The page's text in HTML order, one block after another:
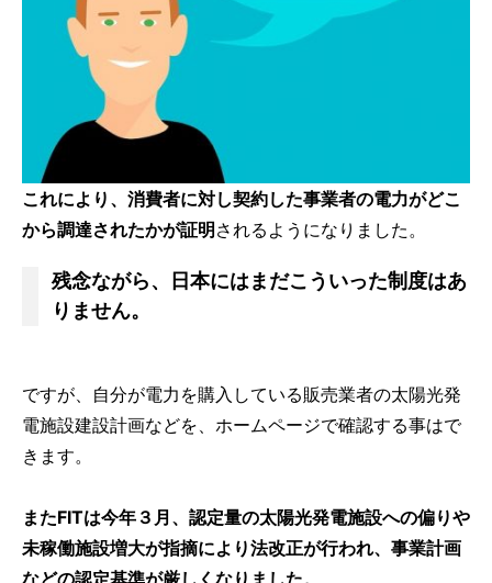
これにより、消費者に対し契約した事業者の電力がどこ
から調達されたかが証明されるようになりました。
残念ながら、日本にはまだこういった制度はあ
りません。
ですが、自分が電力を購入している販売業者の太陽光発
電施設建設計画などを、ホームページで確認する事はで
きます。
またFITは今年３月、認定量の太陽光発電施設への偏りや
未稼働施設増大が指摘により法改正が行われ、事業計画